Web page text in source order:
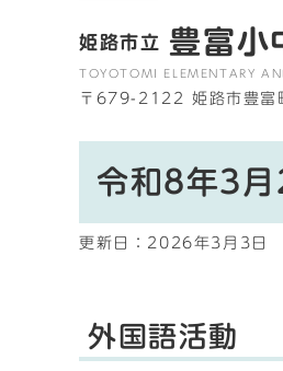
姫路市立 豊富小
TOYOTOMI ELEMENTARY
〒679-2122 姫路市豊富
令和8年3月
更新日： 2026年3月3日
外国語活動